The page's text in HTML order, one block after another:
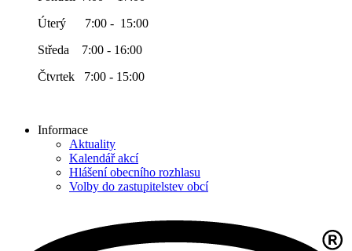
Úterý 7:00 - 15:00
Středa 7:00 - 16:00
Čtvrtek 7:00 - 15:00
Informace
Aktuality
Kalendář akcí
Hlášení obecního rozhlasu
Volby do zastupitelstev obcí